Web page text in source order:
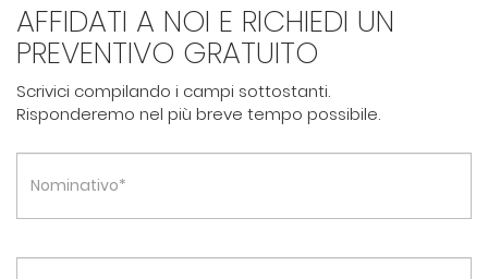
AFFIDATI A NOI E RICHIEDI UN
PREVENTIVO GRATUITO
Scrivici compilando i campi sottostanti.
Risponderemo nel più breve tempo possibile.